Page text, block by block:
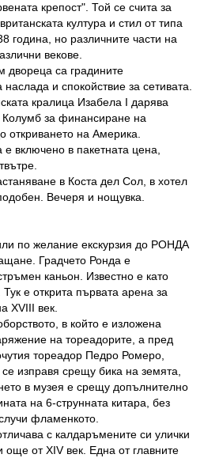
крепост". Той се счита за
култура и стил от типа
година, но различните части на
векове.
двореца са градините
и спокойствие за сетивата.
кралица Изабела І дарява
за финансиране на
откриването на Америка.
включено в пакетната цена,
в Коста дел Сол, в хотел
Вечеря и нощувка.
по желание екскурзия до РОНДА
Градчето Ронда е
каньон. Известно е като
е открита първата арена за
ХVІІІ век.
в който е изложена
на тореадорите, а пред
тореадор Педро Ромеро,
изправя срещу бика на земята,
в музея е срещу допълнително
на 6-струнната китара, без
фламенкото.
с калдаръмените си улички
от ХІV век. Една от главните